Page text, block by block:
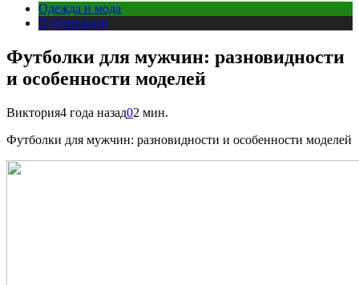
Одежда и мода
Публикации
Футболки для мужчин: разновидности
и особенности моделей
Виктория4 года назад02 мин.
Футболки для мужчин: разновидности и особенности моделей